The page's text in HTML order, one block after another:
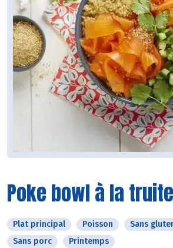
Poke bowl à la
Plat principal Poisson Sans
Sans porc
Printemps